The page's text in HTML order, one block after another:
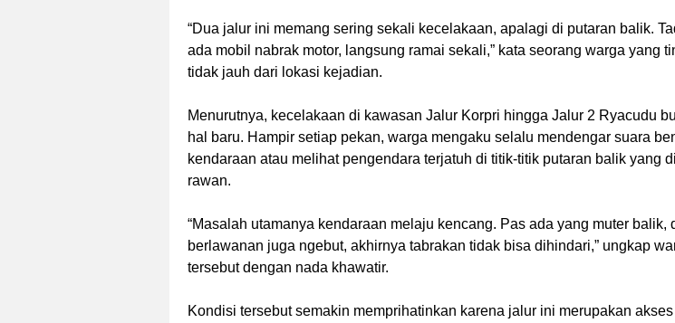
“Dua jalur ini memang sering sekali kecelakaan, apalagi di putaran balik.
ada mobil nabrak motor, langsung ramai sekali,” kata seorang warga yang
tidak jauh dari lokasi kejadian.
Menurutnya, kecelakaan di kawasan Jalur Korpri hingga Jalur 2 Ryacudu
hal baru. Hampir setiap pekan, warga mengaku selalu mendengar suara
kendaraan atau melihat pengendara terjatuh di titik-titik putaran balik yang
rawan.
“Masalah utamanya kendaraan melaju kencang. Pas ada yang muter balik,
berlawanan juga ngebut, akhirnya tabrakan tidak bisa dihindari,” ungkap
tersebut dengan nada khawatir.
Kondisi tersebut semakin memprihatinkan karena jalur ini merupakan